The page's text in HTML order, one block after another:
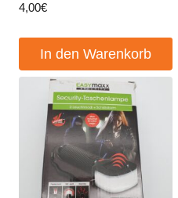
4,00€
In den Warenkorb